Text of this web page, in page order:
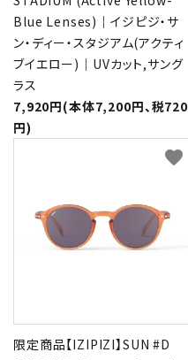
Blue Lenses)｜イジピジ・サ
ン・ディー・スタジアム(アクティ
ブイエロー)｜UVカット,サング
ラス
7,920円(本体7,200円、税720
円)
限定商品【IZIPIZI】SUN #D
favorite